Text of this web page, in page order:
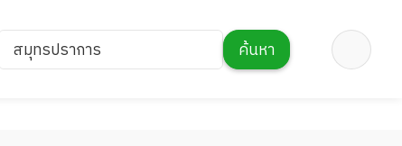
สมุทรปราการ
ค้นหา